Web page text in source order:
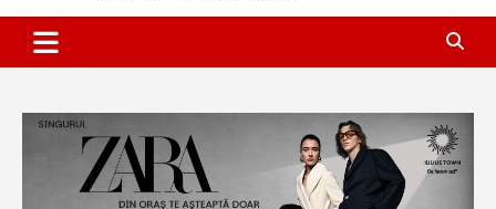
IMPACTPRESS